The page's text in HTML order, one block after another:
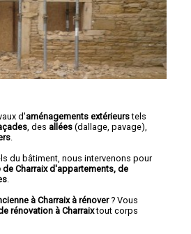
d'aménagements extérieurstels
, des allées (dallage, pavage),
du bâtiment, nous intervenons pour
Charraix d'appartements, de
à Charraix à rénover? Vous
rénovation à Charraixtout corps